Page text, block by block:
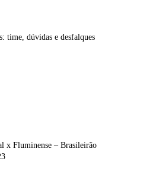
time, dúvidas e desfalques
x Fluminense – Brasileirão